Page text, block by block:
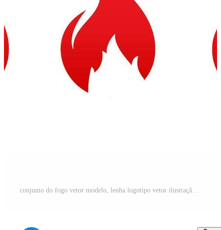
conjunto do fogo vetor modelo, lenha logotipo vetor ilustração Vetor Grátis e SVG Grátis